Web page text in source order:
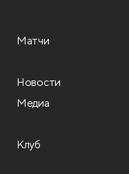
Матчи
Новости
Медиа
Клуб